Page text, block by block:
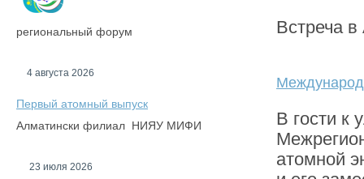
региональный форум
4 августа 2026
Первый атомный выпуск
Алматински филиал НИЯУ МИФИ
23 июля 2026
Встреча
В гости к
атомной